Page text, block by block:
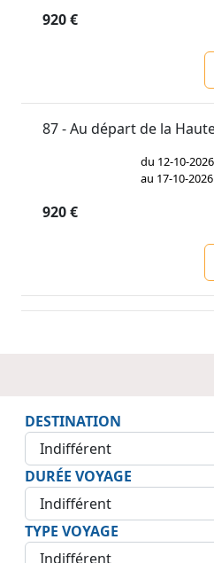
920 €
87 - Au départ de la
du 12-10-2026
au 17-10-2026
920 €
DESTINATION
DURÉE VOYAGE
TYPE VOYAGE